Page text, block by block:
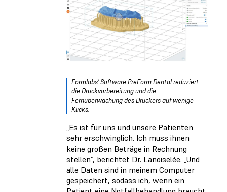
Formlabs' Software PreForm Dental reduziert
die Druckvorbereitung und die
Fernüberwachung des Druckers auf wenige
Klicks.
„Es ist für uns und unsere Patienten
sehr erschwinglich. Ich muss ihnen
keine großen Beträge in Rechnung
stellen“, berichtet Dr. Lanoiselée. „Und
alle Daten sind in meinem Computer
gespeichert, sodass ich, wenn ein